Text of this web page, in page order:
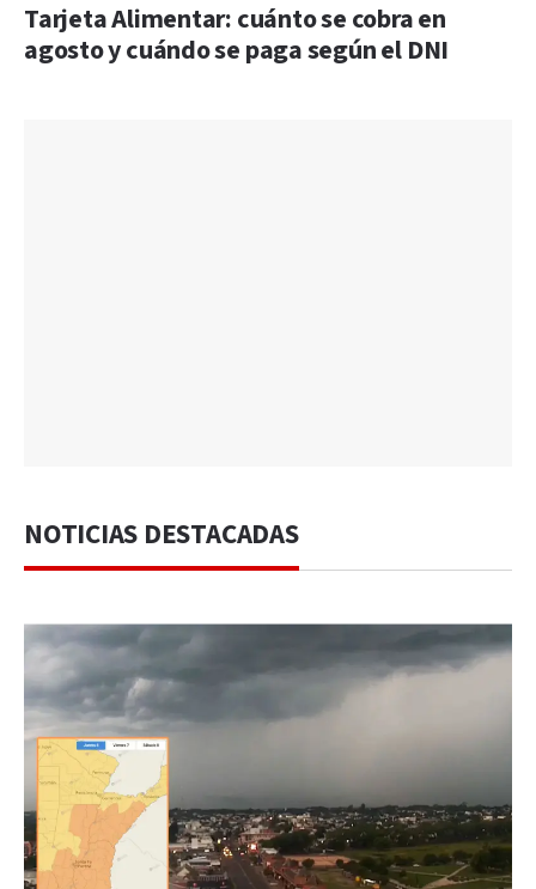
Tarjeta Alimentar: cuánto se cobra en
agosto y cuándo se paga según el DNI
NOTICIAS DESTACADAS